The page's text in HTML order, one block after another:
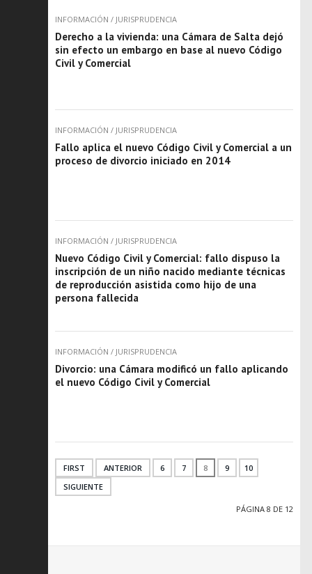
INFORMACIÓN / JURISPRUDENCIA
Derecho a la vivienda: una Cámara de Salta dejó
sin efecto un embargo en base al nuevo Código
Civil y Comercial
INFORMACIÓN / JURISPRUDENCIA
Fallo aplica el nuevo Código Civil y Comercial a un
proceso de divorcio iniciado en 2014
INFORMACIÓN / JURISPRUDENCIA
Nuevo Código Civil y Comercial: fallo dispuso la
inscripción de un niño nacido mediante técnicas
de reproducción asistida como hijo de una
persona fallecida
INFORMACIÓN / JURISPRUDENCIA
Divorcio: una Cámara modificó un fallo aplicando
el nuevo Código Civil y Comercial
FIRST ANTERIOR 6 7 8 9
10
SIGUIENTE
PÁGINA 8 DE 12